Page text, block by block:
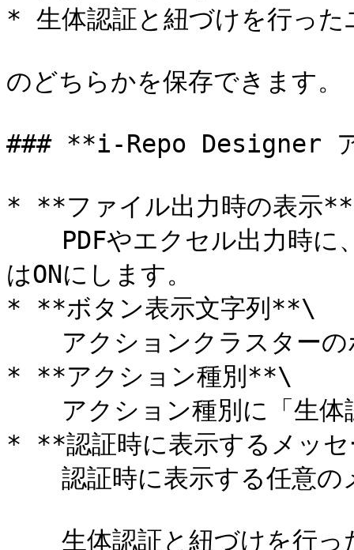
* 生体認証と紐づけを行った
のどちらかを保存できます。
### **i-Repo Designer ア
* **ファイル出力時の表示
はONにします。
* **ボタン表示文字列**\
* **アクション種別**\
* **認証時に表示するメッ